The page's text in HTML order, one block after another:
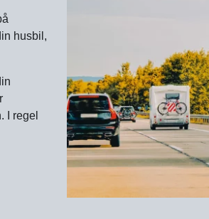
husbil,
I regel